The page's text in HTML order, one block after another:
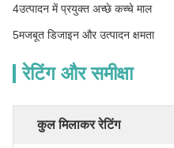
4उत्पादन में प्रयुक्त अच्छे कच्चे माल
5मजबूत डिजाइन और उत्पादन क्षमता
रेटिंग और समीक्षा
कुल मिलाकर रेटिंग